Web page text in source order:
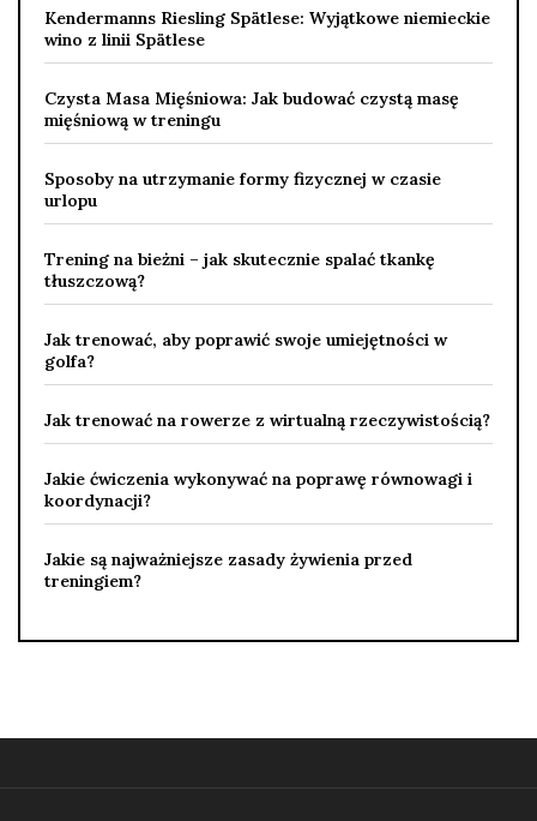
Kendermanns Riesling Spätlese: Wyjątkowe niemieckie
wino z linii Spätlese
Czysta Masa Mięśniowa: Jak budować czystą masę
mięśniową w treningu
Sposoby na utrzymanie formy fizycznej w czasie
urlopu
Trening na bieżni – jak skutecznie spalać tkankę
tłuszczową?
Jak trenować, aby poprawić swoje umiejętności w
golfa?
Jak trenować na rowerze z wirtualną rzeczywistością?
Jakie ćwiczenia wykonywać na poprawę równowagi i
koordynacji?
Jakie są najważniejsze zasady żywienia przed
treningiem?